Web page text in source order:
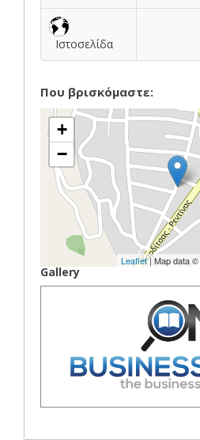
Ιστοσελίδα
Που βρισκόμαστε:
+
−
Leaflet| Map data ©
Gallery